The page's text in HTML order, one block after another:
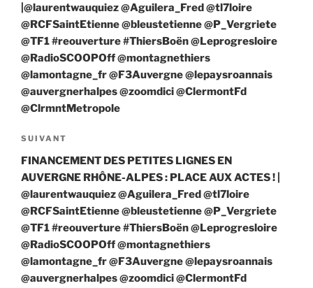
|@laurentwauquiez @Aguilera_Fred @tl7loire
@RCFSaintEtienne @bleustetienne @P_Vergriete
@TF1 #reouverture #ThiersBoën @Leprogresloire
@RadioSCOOPOff @montagnethiers
@lamontagne_fr @F3Auvergne @lepaysroannais
@auvergnerhalpes @zoomdici @ClermontFd
@ClrmntMetropole
Article
suivant
SUIVANT
FINANCEMENT DES PETITES LIGNES EN
AUVERGNE RHÔNE-ALPES : PLACE AUX ACTES ! |
@laurentwauquiez @Aguilera_Fred @tl7loire
@RCFSaintEtienne @bleustetienne @P_Vergriete
@TF1 #reouverture #ThiersBoën @Leprogresloire
@RadioSCOOPOff @montagnethiers
@lamontagne_fr @F3Auvergne @lepaysroannais
@auvergnerhalpes @zoomdici @ClermontFd